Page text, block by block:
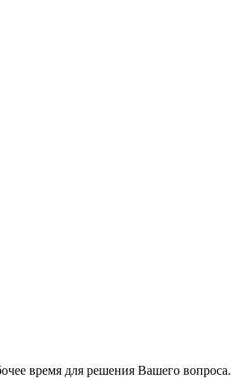
время для решения Вашего вопроса.